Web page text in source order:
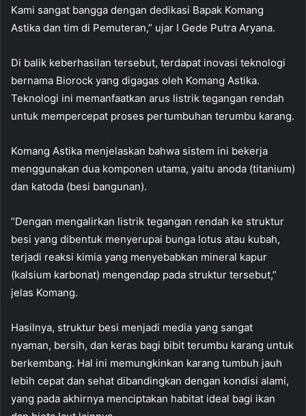
Kami sangat bangga dengan dedikasi Bapak Komang
Astika dan tim di Pemuteran,” ujar I Gede Putra Aryana.
Di balik keberhasilan tersebut, terdapat inovasi teknologi
bernama Biorock yang digagas oleh Komang Astika.
Teknologi ini memanfaatkan arus listrik tegangan rendah
untuk mempercepat proses pertumbuhan terumbu karang.
Komang Astika menjelaskan bahwa sistem ini bekerja
menggunakan dua komponen utama, yaitu anoda (titanium)
dan katoda (besi bangunan).
“Dengan mengalirkan listrik tegangan rendah ke struktur
besi yang dibentuk menyerupai bunga lotus atau kubah,
terjadi reaksi kimia yang menyebabkan mineral kapur
(kalsium karbonat) mengendap pada struktur tersebut,”
jelas Komang.
Hasilnya, struktur besi menjadi media yang sangat
nyaman, bersih, dan keras bagi bibit terumbu karang untuk
berkembang. Hal ini memungkinkan karang tumbuh jauh
lebih cepat dan sehat dibandingkan dengan kondisi alami,
yang pada akhirnya menciptakan habitat ideal bagi ikan